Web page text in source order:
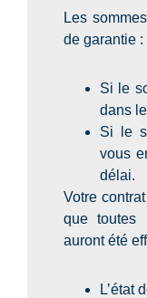
Les
de garantie :
Si le
dans
Si le
vous
délai.
Votre
que toutes
auront été
L’état